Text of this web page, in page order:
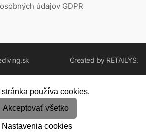
údajov GDPR
Created by RETAILYS.
používa cookies.
Akceptovať všetko
Nastavenia cookies